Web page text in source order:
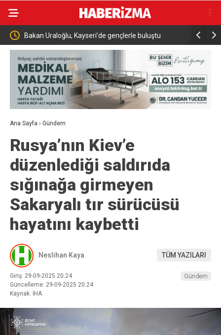
Uraloğlu, Kayseri’de gençlerle buluştu İnegöl’de orman
müdahale başlatıldı
Ana Sayfa › Gündem
Rusya’nın Kiev’e
düzenlediği saldırıda
sığınağa girmeyen
Sakaryalı tır sürücüsü
hayatını kaybetti
Neslihan Kaya TÜM YAZILARI
Giriş: 29-09-2025 20:24
Güncelleme: 29-09-2025 20:24
Kaynak: İHA
Gündem